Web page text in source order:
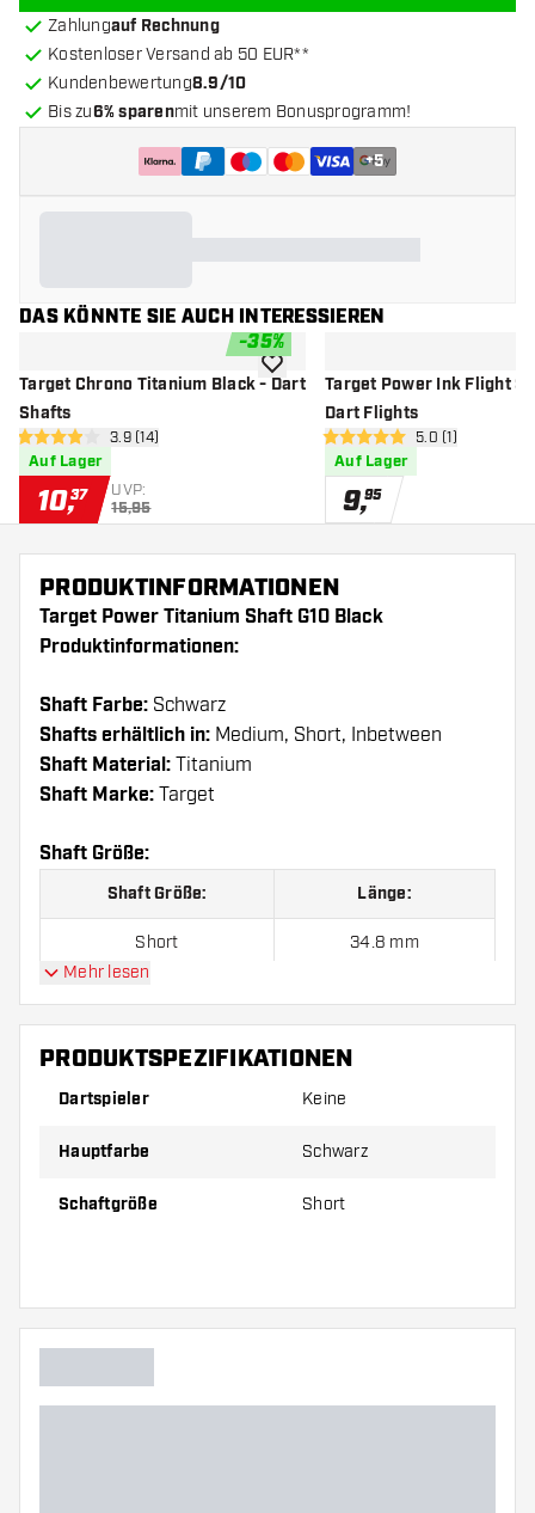
Zahlungauf Rechnung
Kostenloser Versand ab 50 EUR**
Kundenbewertung8.9/10
Bis zu6% sparenmit unserem Bonusprogramm!
+5
DAS KÖNNTE SIE AUCH INTERESSIEREN
-35%
Target Chrono Titanium Black - Dart
Shafts
Bewertungsbereich öffnen
3.9 Bewertungssterne
3.9 (14)
Auf Lager
10,37 UVP:
15,95
Zur Wunschliste hinzufügen
Target Power Ink Flight
Dart Flights
5 Bewertungssterne
5.0 (1)
Auf Lager
9,95
PRODUKTINFORMATIONEN
Target Power Titanium Shaft G10 Black
Produktinformationen:
Shaft Farbe: Schwarz
Shafts erhältlich in: Medium, Short, Inbetween
Shaft Material: Titanium
Shaft Marke: Target
Shaft Größe:
Shaft Größe: Länge:
Short 34.8 mm
Mehr lesen
PRODUKTSPEZIFIKATIONEN
Dartspieler Keine
Hauptfarbe Schwarz
Schaftgröße Short